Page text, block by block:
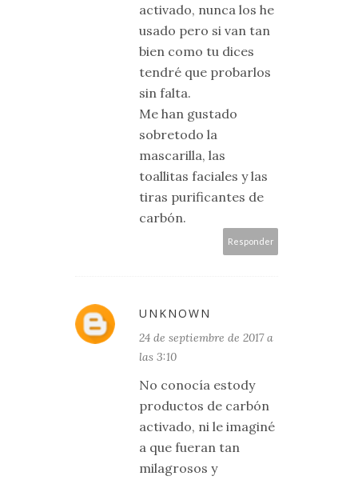
activado, nunca los he
usado pero si van tan
bien como tu dices
tendré que probarlos
sin falta.
Me han gustado
sobretodo la
mascarilla, las
toallitas faciales y las
tiras purificantes de
carbón.
Responder
UNKNOWN
24 de septiembre de 2017 a
las 3:10
No conocía estody
productos de carbón
activado, ni le imaginé
a que fueran tan
milagrosos y